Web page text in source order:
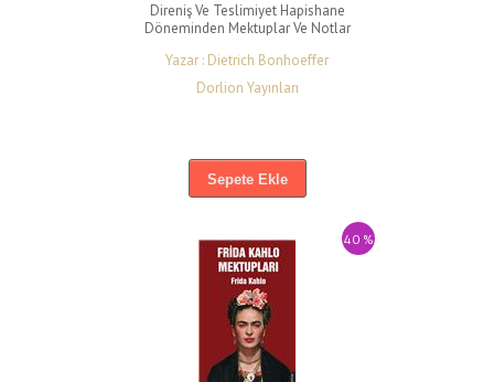
Direniş Ve Teslimiyet Hapishane
Döneminden Mektuplar Ve Notlar
Yazar : Dietrich Bonhoeffer
Dorlion Yayınları
Sepete Ekle
40 %